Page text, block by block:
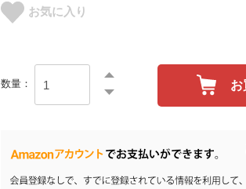
お気に入り
数量： お